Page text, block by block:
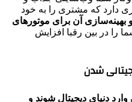
دارد که مشتری را به خود
آن برای موتورهای
را در بین رقبا افزایش
وارد دنیای دیجیتال شوند و